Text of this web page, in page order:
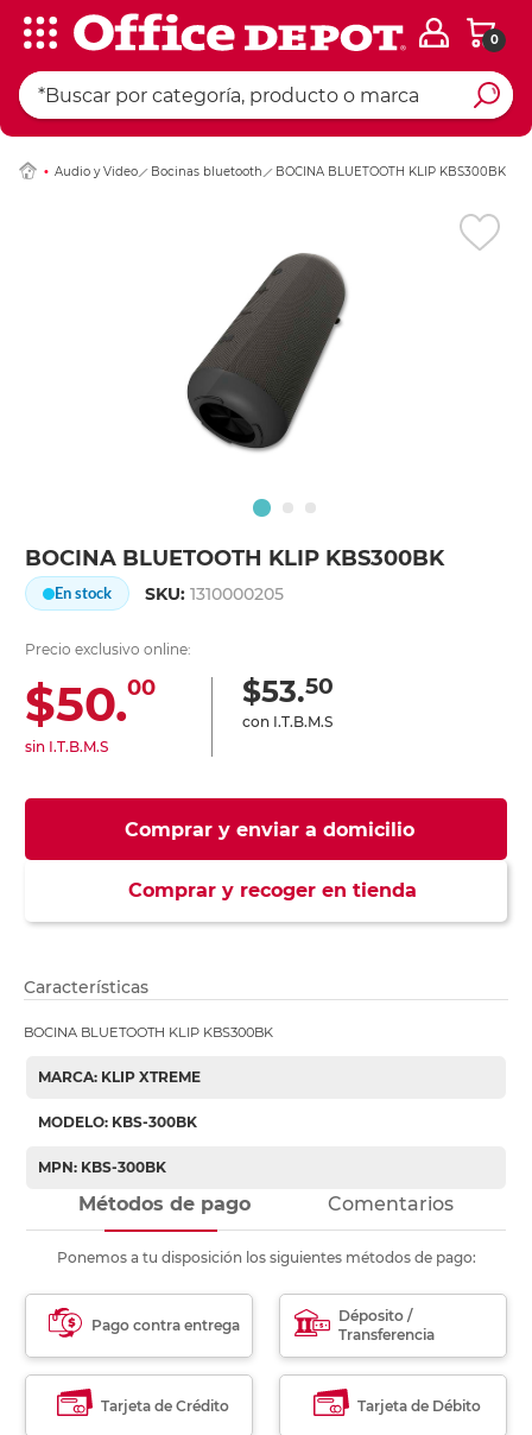
0
Audio y Video Bocinas bluetooth BOCINA BLUETOOTH KLIP KBS300BK
BOCINA BLUETOOTH KLIP KBS300BK
En stock SKU:1310000205
Precio exclusivo online:
$50.00
sin I.T.B.M.S
$53.50
con I.T.B.M.S
Comprar y enviar a domicilio
Comprar y recoger en tienda
Ingresar Codigo
Características
BOCINA BLUETOOTH KLIP KBS300BK
MARCA: KLIP XTREME
MODELO: KBS-300BK
MPN: KBS-300BK
Métodos de pago Comentarios
Ponemos a tu disposición los siguientes métodos de pago:
Pago contra entrega
Déposito /
Transferencia
Tarjeta de Crédito Tarjeta de Débito